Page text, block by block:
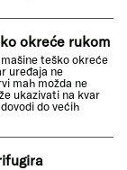
okreće rukom
teško okreće
uređaja ne
mah možda ne
ukazivati na kvar
do većih